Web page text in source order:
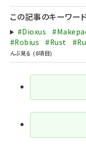
この記事のキーワード
#Dioxus
#Robius
#Rust